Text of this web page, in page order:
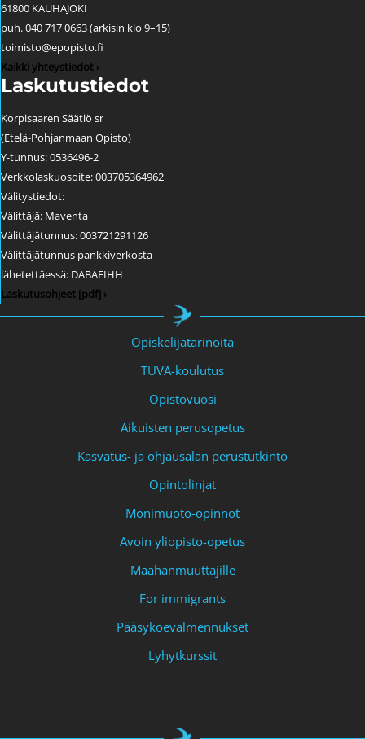
61800 KAUHAJOKI
puh. 040 717 0663 (arkisin klo 9–15)
toimisto@epopisto.fi
Kaikki yhteystiedot ›
Laskutustiedot
Korpisaaren Säätiö sr
(Etelä-Pohjanmaan Opisto)
Y-tunnus: 0536496-2
Verkkolaskuosoite: 003705364962
Välitystiedot:
Välittäjä: Maventa
Välittäjätunnus: 003721291126
Välittäjätunnus pankkiverkosta
lähetettäessä: DABAFIHH
Laskutusohjeet [pdf] ›
Opiskelijatarinoita
TUVA-koulutus
Opistovuosi
Aikuisten perusopetus
Kasvatus- ja ohjausalan perustutkinto
Opintolinjat
Monimuoto-opinnot
Avoin yliopisto-opetus
Maahanmuuttajille
For immigrants
Pääsykoevalmennukset
Lyhytkurssit